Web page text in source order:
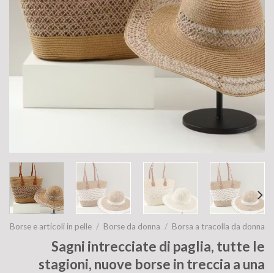
Borse e articoli in pelle / Borse da donna / Borsa a tracolla da donna
Sagni intrecciate di paglia, tutte le
stagioni, nuove borse in treccia a una